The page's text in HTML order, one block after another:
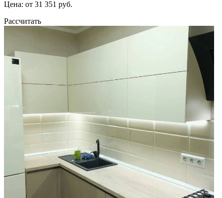
Цена: от 31 351 руб.
Рассчитать